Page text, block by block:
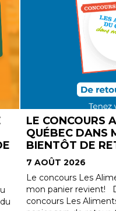
DES TARIFS
RONDE POUR
4 AOÛT 2026
Nouvel avantage
membres Convivio.
des tarifs
Accédez à des...